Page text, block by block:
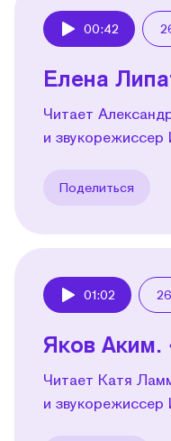
00:42
Елена
Читает
и звукорежиссер
Поделиться
01:02
Яков Аким.
Читает Катя
и звукорежиссер